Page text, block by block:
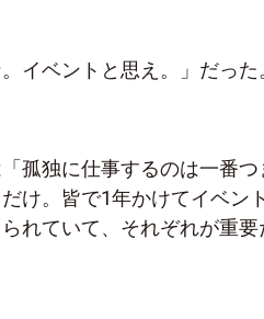
イベントと思え。」だった
孤独に仕事するのは一番つ
け。皆で1年かけてイベン
れていて、それぞれが重要